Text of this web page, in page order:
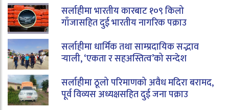
सर्लाहीमा भारतीय कारबाट १०९ किलो
गाँजासहित दुई भारतीय नागरिक पक्राउ
सर्लाहीमा धार्मिक तथा साम्प्रदायिक सद्भाव
र्‍याली, ‘एकता र सहअस्तित्व’को सन्देश
सर्लाहीमा ठूलो परिमाणको अवैध मदिरा बरामद,
पूर्व विव्यस अध्यक्षसहित दुई जना पक्राउ